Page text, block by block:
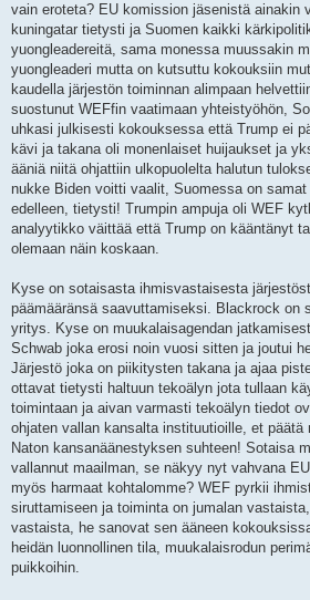
i
vain eroteta? EU komission jäsenistä ainakin
kuningatar tietysti ja Suomen kaikki
yuongleadereitä, sama monessa muussakin
yuongleaderi mutta on kutsuttu kokouksiin
kaudella järjestön toiminnan alimpaan
suostunut WEFfin vaatimaan yhteistyöhön,
uhkasi julkisesti kokouksessa että Trump ei
kävi ja takana oli monenlaiset huijaukset ja
ääniä niitä ohjattiin ulkopuolelta halutun
nukke Biden voitti vaalit, Suomessa on
edelleen, tietysti! Trumpin ampuja oli WEF
analyytikko väittää että Trump on kääntänyt
olemaan näin koskaan.
Kyse on sotaisasta ihmisvastaisesta
päämääränsä saavuttamiseksi. Blackrock on
yritys. Kyse on muukalaisagendan
Schwab joka erosi noin vuosi sitten ja joutui
Järjestö joka on piikitysten takana ja ajaa
ottavat tietysti haltuun tekoälyn jota tullaan
toimintaan ja aivan varmasti tekoälyn tiedot
ohjaten vallan kansalta instituutioille, et
Naton kansanäänestyksen suhteen! Sotaisa
vallannut maailman, se näkyy nyt vahvana
myös harmaat kohtalomme? WEF pyrkii
siruttamiseen ja toiminta on jumalan
vastaista, he sanovat sen ääneen
heidän luonnollinen tila, muukalaisrodun
puikkoihin.